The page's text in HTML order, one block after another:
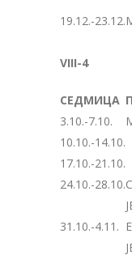
19.12.-23.12.
VIII-4
СЕДМИЦА
3.10.-7.10.
10.10.-14.10.
17.10.-21.10.
24.10.-28.10.
31.10.-4.11.